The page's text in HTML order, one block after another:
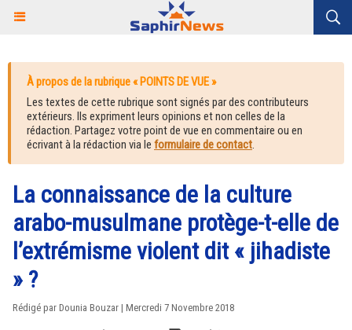
À propos de la rubrique « POINTS DE VUE »
Les textes de cette rubrique sont signés par des contributeurs
extérieurs. Ils expriment leurs opinions et non celles de la
rédaction. Partagez votre point de vue en commentaire ou en
écrivant à la rédaction via le formulaire de contact.
La connaissance de la culture
arabo-musulmane protège-t-elle de
l’extrémisme violent dit « jihadiste
» ?
Rédigé par Dounia Bouzar | Mercredi 7 Novembre 2018